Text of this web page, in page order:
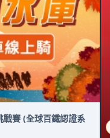
賽 (全球百鐵認證系